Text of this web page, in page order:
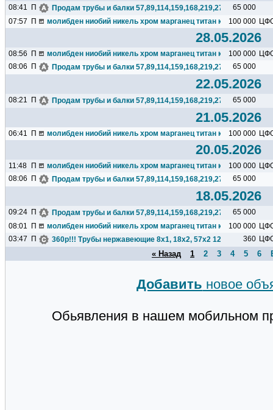
08:41 П Продам трубы и балки
65 000
07:57
П молибден ниобий никель хром марганец титан кремний чугун
100 000
28.05.2026
08:56 П молибден ниобий никель хром марганец титан кремний чугун
100 000
08:06
П Продам трубы и балки 65 000
22.05.2026
08:21 П Продам трубы и балки 65 000
21.05.2026
06:41 П молибден ниобий никель хром марганец титан кремний чугун
100 000
20.05.2026
11:48 П молибден ниобий никель хром марганец титан кремний чугун
100 000
08:06
П Продам трубы и балки 65 000
18.05.2026
09:24 П Продам трубы и балки
65 000
08:01
П молибден ниобий никель хром марганец титан кремний чугун
100 000
03:47
П 360р!!! Трубы нержавеющие 8х1, 18х2, 57х2 12Х18Н10Т.
360
« Назад 1 2 3 4 5 6
Добавить новое
Обьявления в нашем мобильном